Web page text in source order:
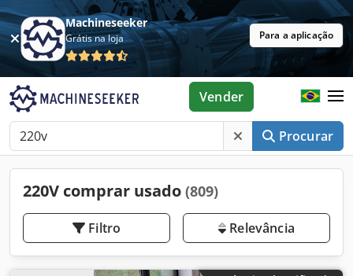
Machineseeker
Grátis na loja Para a aplicação
Procurar
Vender
220V comprar usado (809)
Filtro Relevância